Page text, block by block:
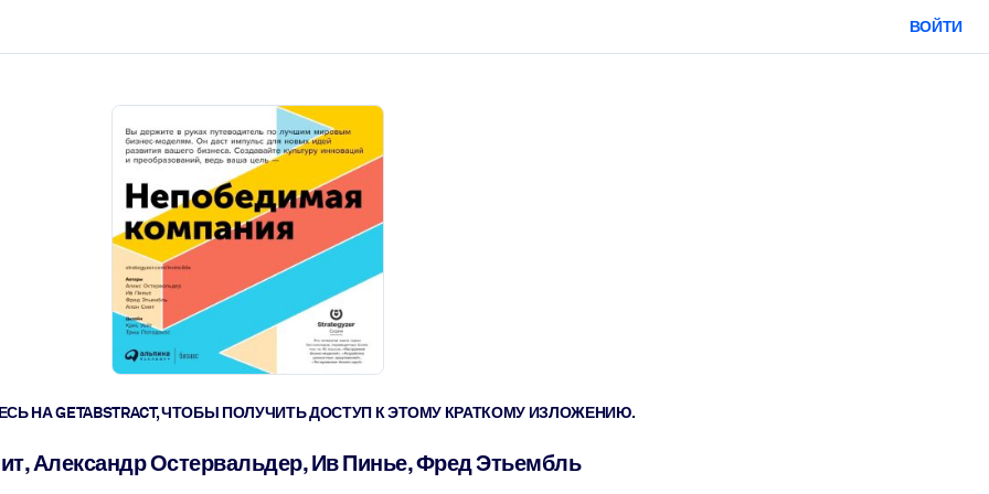
быстрее.
ВОЙТИ
НА GETABSTRACT, ЧТОБЫ ПОЛУЧИТЬ ДОСТУП К ЭТОМУ КРАТКОМУ ИЗЛОЖЕНИЮ.
Александр Остервальдер, Ив Пинье, Фред Этьембль